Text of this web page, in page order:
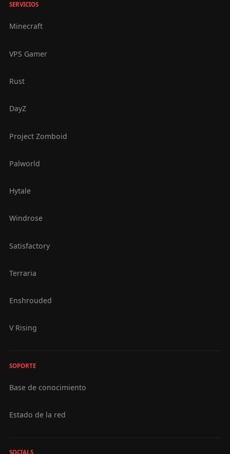
SERVICIOS
Minecraft
VPS Gamer
Rust
DayZ
Project Zomboid
Palworld
Hytale
Windrose
Satisfactory
Terraria
Enshrouded
V Rising
SOPORTE
Base de conocimiento
Estado de la red
SOCIALS